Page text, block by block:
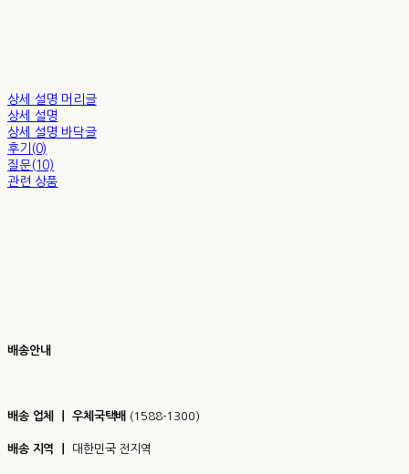
상세 설명 머리글
상세 설명
상세 설명 바닥글
후기(0)
질문(10)
관련 상품
배송안내
배송 업체 ㅣ 우체국택배 (1588-1300)
배송 지역 ㅣ 대한민국 전지역